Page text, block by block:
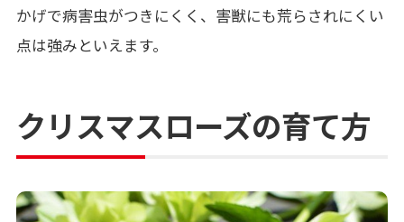
かげで病害虫がつきにくく、害獣にも荒らされにくい
点は強みといえます。
クリスマスローズの育て方